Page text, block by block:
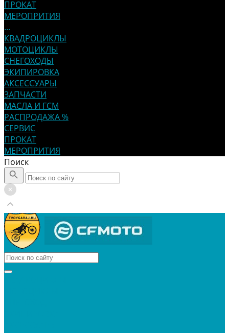
ПРОКАТ
МЕРОПРИТИЯ
...
КВАДРОЦИКЛЫ
МОТОЦИКЛЫ
СНЕГОХОДЫ
ЭКИПИРОВКА
АКСЕССУАРЫ
ЗАПЧАСТИ
МАСЛА И ГСМ
РАСПРОДАЖА %
СЕРВИС
ПРОКАТ
МЕРОПРИТИЯ
Поиск